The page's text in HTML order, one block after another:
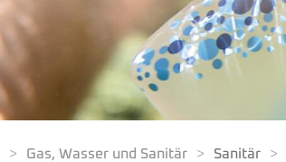
Gas, Wasser und Sanitär Sanitär